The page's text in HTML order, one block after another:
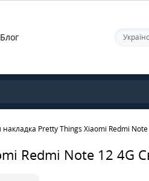
Блог
накладка Pretty Things Xiaomi Redmi
Redmi Note 12 4G